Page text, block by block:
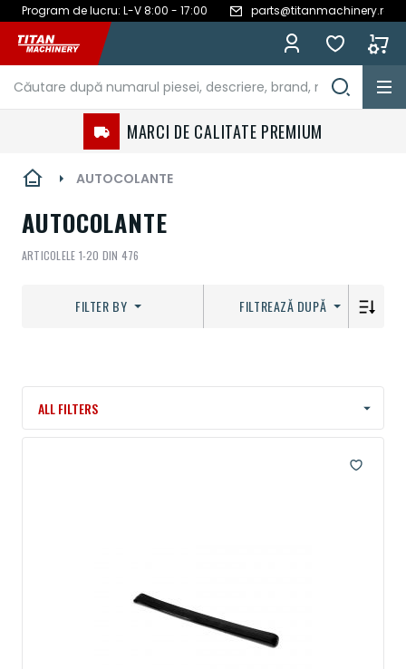
Program de lucru: L-V 8:00 - 17:00 parts@titanmachinery.ro
Mergeți
la
Conținut
MARCI DE CALITATE PREMIUM
AUTOCOLANTE
AUTOCOLANTE
ALL FILTERS
ARTICOLELE 1-20 DIN 476
FILTER BY FILTREAZĂ DUPĂ